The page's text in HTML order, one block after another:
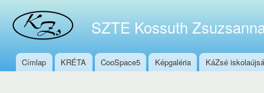
SZTE Kossuth
Főmenü
Címlap KRÉTA CooSpace5 Képgaléria KáZsé